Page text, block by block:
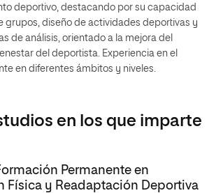
deportivo, destacando por su capacidad
grupos, diseño de actividades deportivas y
de análisis, orientado a la mejora del
del deportista. Experiencia en el
en diferentes ámbitos y niveles.
en los que imparte
Permanente en
Física y Readaptación Deportiva